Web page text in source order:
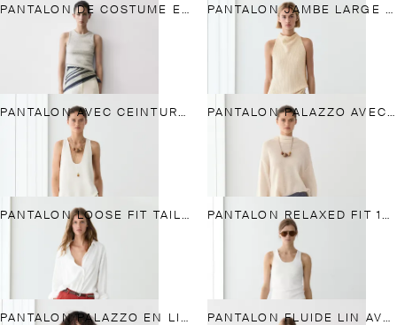
PANTALON DE COSTUME EN LIN PANTALON JAMBE LARGE PLIS LIN
PANTALON AVEC CEINTURE LARGE TOTAL LOOK LIN PANTALON PALAZZO AVEC PLIS
PANTALON LOOSE FIT TAILLE HAUTE LIN PANTALON RELAXED FIT 100 % LIN
PANTALON PALAZZO EN LIN MÉLANGÉ PANTALON FLUIDE LIN AVEC POCHES